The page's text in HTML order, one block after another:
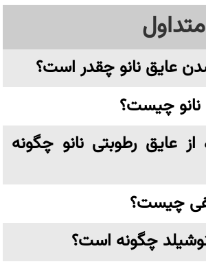
عایق نانو چقدر است؟
چیست؟
از عایق رطوبتی نانو چگونه
چیست؟
چگونه است؟